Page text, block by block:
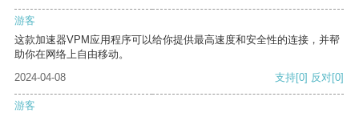
游客
这款加速器VPM应用程序可以给你提供最高速度和安全性的连接，并帮
助你在网络上自由移动。
2024-04-08
支持[0] 反对[0]
游客